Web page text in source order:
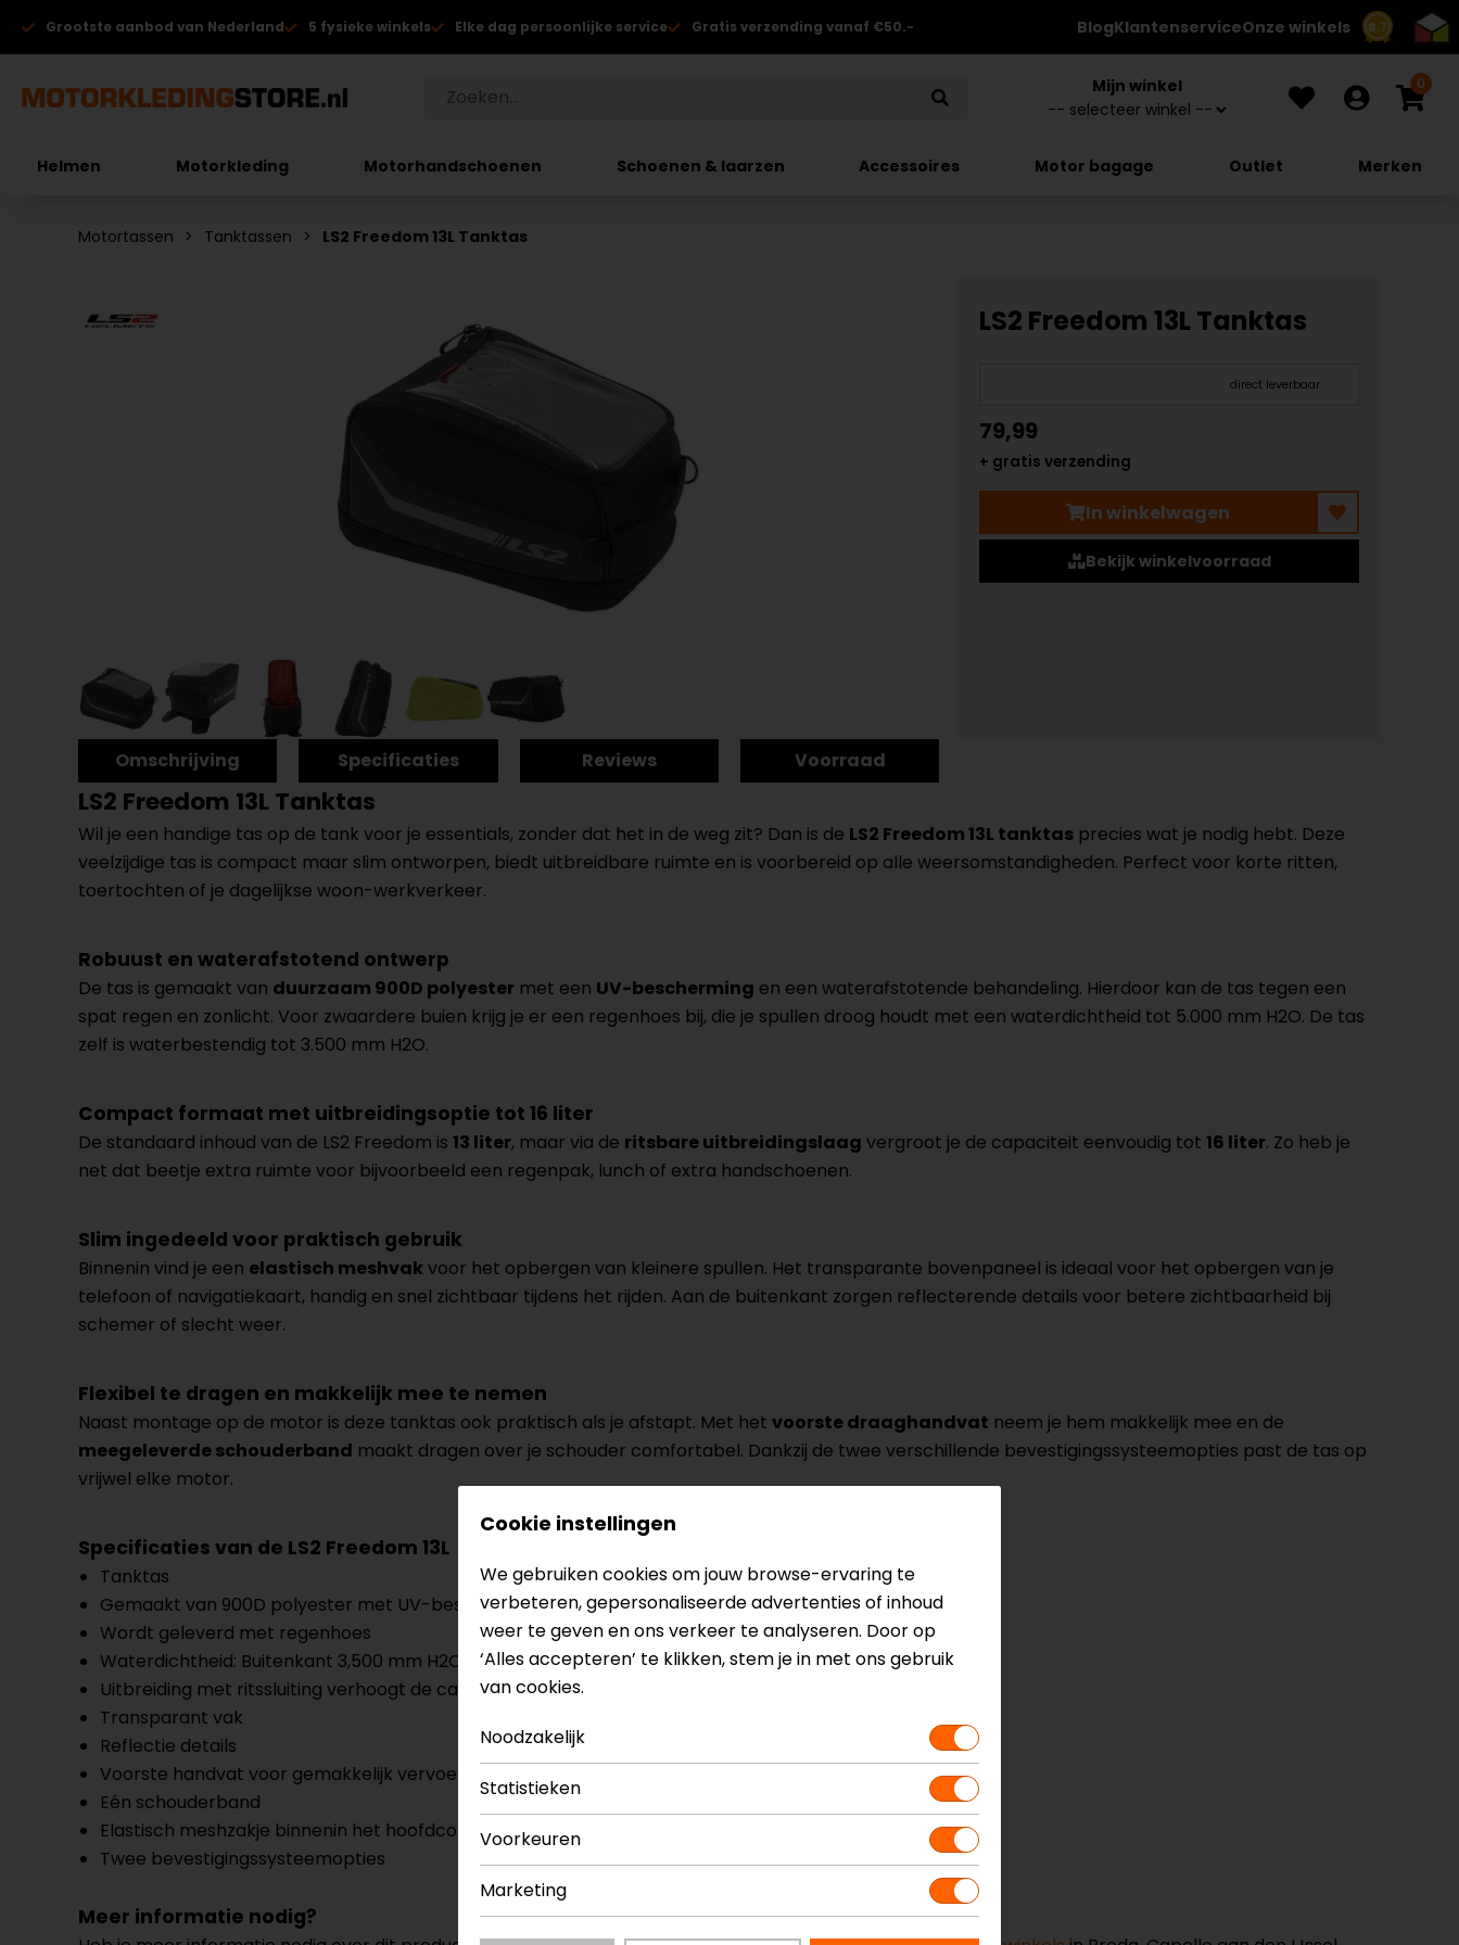
8.7
Grootste aanbod van Nederland 5 fysieke winkels Elke dag persoonlijke service Gratis verzending vanaf €50.- BlogKlantenserviceOnze winkels
Mijn winkel 0
Helmen Motorkleding Motorhandschoenen Schoenen & laarzen Accessoires Motor bagage Outlet Merken
Motortassen Tanktassen LS2 Freedom 13L Tanktas
LS2 Freedom 13L Tanktas
direct leverbaar
79,99
+ gratis verzending
In winkelwagen
Bekijk winkelvoorraad
Omschrijving Specificaties Reviews Voorraad
LS2 Freedom 13L Tanktas
Wil je een handige tas op de tank voor je essentials, zonder dat het in de weg zit? Dan is de LS2 Freedom 13L tanktas precies wat je nodig hebt. Deze
veelzijdige tas is compact maar slim ontworpen, biedt uitbreidbare ruimte en is voorbereid op alle weersomstandigheden. Perfect voor korte ritten,
toertochten of je dagelijkse woon-werkverkeer.
Robuust en waterafstotend ontwerp
De tas is gemaakt van duurzaam 900D polyester met een UV-bescherming en een waterafstotende behandeling. Hierdoor kan de tas tegen een
spat regen en zonlicht. Voor zwaardere buien krijg je er een regenhoes bij, die je spullen droog houdt met een waterdichtheid tot 5.000 mm H2O. De tas
zelf is waterbestendig tot 3.500 mm H2O.
Compact formaat met uitbreidingsoptie tot 16 liter
De standaard inhoud van de LS2 Freedom is 13 liter, maar via de ritsbare uitbreidingslaag vergroot je de capaciteit eenvoudig tot 16 liter. Zo heb je
net dat beetje extra ruimte voor bijvoorbeeld een regenpak, lunch of extra handschoenen.
Slim ingedeeld voor praktisch gebruik
Binnenin vind je een elastisch meshvakvoor het opbergen van kleinere spullen. Het transparante bovenpaneel is ideaal voor het opbergen van je
telefoon of navigatiekaart, handig en snel zichtbaar tijdens het rijden. Aan de buitenkant zorgen reflecterende details voor betere zichtbaarheid bij
schemer of slecht weer.
Flexibel te dragen en makkelijk mee te nemen
Naast montage op de motor is deze tanktas ook praktisch als je afstapt. Met het voorste draaghandvat neem je hem makkelijk mee en de
meegeleverde schouderband maakt dragen over je schouder comfortabel. Dankzij de twee verschillende bevestigingssysteemopties past de tas op
vrijwel elke motor.
Specificaties van de LS2 Freedom 13L
Tanktas
Gemaakt van 900D polyester met UV-bescherming en waterafstotende behandeling
Wordt geleverd met regenhoes
Waterdichtheid: Buitenkant 3,500 mm H2O Regenhoes 5,000 mm H2O
Uitbreiding met ritssluiting verhoogt de capaciteit van 13L naar 16L
Transparant vak
Reflectie details
Voorste handvat voor gemakkelijk vervoer
Eén schouderband
Elastisch meshzakje binnenin het hoofdcompartiment
Twee bevestigingssysteemopties
Meer informatie nodig?
Cookie instellingen
We gebruiken cookies om jouw browse-ervaring te
verbeteren, gepersonaliseerde advertenties of inhoud
weer te geven en ons verkeer te analyseren. Door op
‘Alles accepteren’ te klikken, stem je in met ons gebruik
van cookies.
Noodzakelijk
Statistieken
Voorkeuren
Marketing